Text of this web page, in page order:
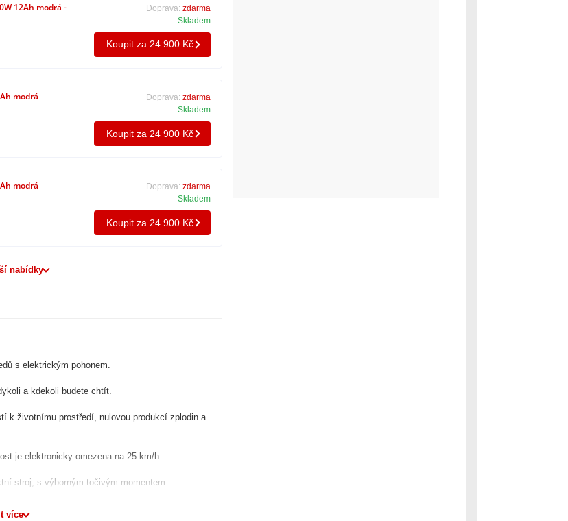
12Ah modrá -
Doprava: zdarma
Skladem
Koupit za 24 900 Kč
modrá Doprava: zdarma
Skladem
Koupit za 24 900 Kč
modrá Doprava: zdarma
Skladem
Koupit za 24 900 Kč
nabídky
s elektrickým pohonem.
a kdekoli budete chtít.
k životnímu prostředí, nulovou produkcí zplodin a
je elektronicky omezena na 25 km/h.
stroj, s výborným točivým momentem.
problém jízda v terénu a po polních cestách.
více